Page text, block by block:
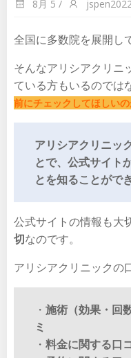
8月 5 /
全国に多数院を展開し
そんなアリシアクリニ
ている方もいるのでは
前にチェックしてほしいの
アリシアクリニッ
とで、公式サイト
とを知ることがで
公式サイトの情報も大
切なのです。
アリシアクリニックの
・ 施術（効果・回
ミ
・ 料金に関する口